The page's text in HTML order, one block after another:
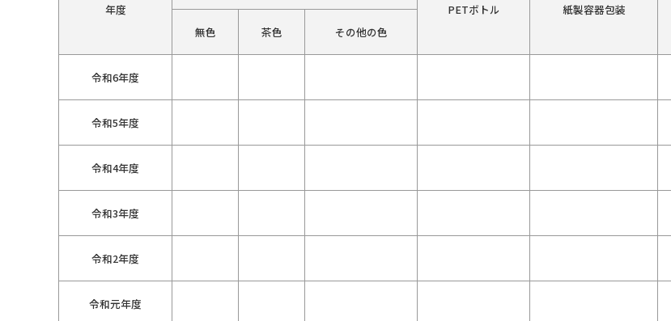
年度
PETボトル
紙製容器包装
無色
茶色 その他の色
令和6年度
令和5年度
令和4年度
令和3年度
令和2年度
令和元年度